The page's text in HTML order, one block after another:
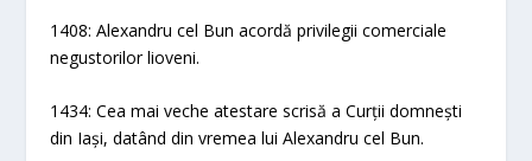
1408: Alexandru cel Bun acordă privilegii comerciale
negustorilor lioveni.
1434: Cea mai veche atestare scrisă a Curții domnești
din Iași, datând din vremea lui Alexandru cel Bun.